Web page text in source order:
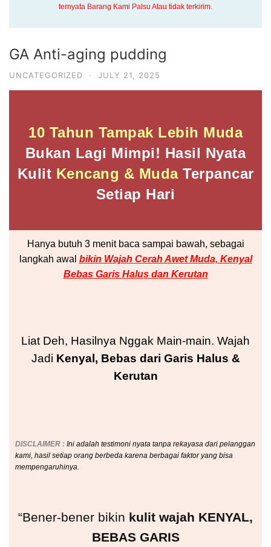
ternyata Barang Kami Palsu Atau tidak terkirim.
GA Anti-aging pudding
UNCATEGORIZED · JULY 21, 2025
10 Tahun Tampak Lebih Muda
Bukan Lagi Mimpi! Hasil Nyata
Kulit Kencang & Muda Terpancar
Setiap Hari
Hanya butuh 3 menit baca sampai bawah, sebagai
langkah awal bikin Wajah Cerah Awet Muda, Kenyal
Bebas Garis Halus dan Kerutan
Liat Deh, Hasilnya Nggak Main-main. Wajah
Jadi Kenyal, Bebas dari Garis Halus &
Kerutan
DISCLAIMER : Ini adalah testimoni nyata tanpa rekayasa dari pelanggan
kami, hasil setiap orang berbeda karena berbagai faktor yang bisa
mempengaruhinya.
“Bener-bener bikin kulit wajah KENYAL,
BEBAS GARIS